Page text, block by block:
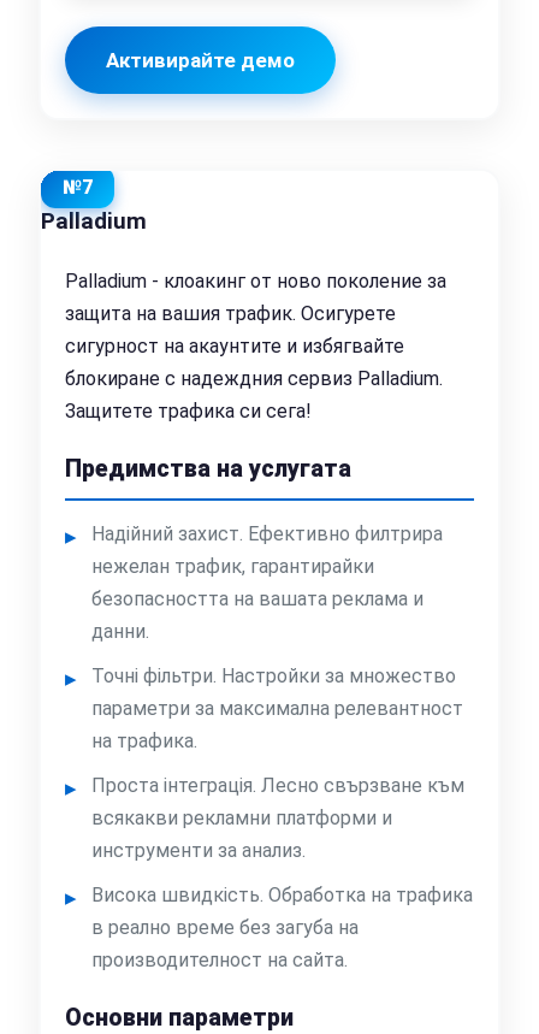
Активирайте демо
№7
Palladium
Palladium - клоакинг от ново поколение за
защита на вашия трафик. Осигурете
сигурност на акаунтите и избягвайте
блокиране с надеждния сервиз Palladium.
Защитете трафика си сега!
Предимства на услугата
Надійний захист. Ефективно филтрира
нежелан трафик, гарантирайки
безопасността на вашата реклама и
данни.
Точні фільтри. Настройки за множество
параметри за максимална релевантност
на трафика.
Проста інтеграція. Лесно свързване към
всякакви рекламни платформи и
инструменти за анализ.
Висока швидкість. Обработка на трафика
в реално време без загуба на
производителност на сайта.
Основни параметри